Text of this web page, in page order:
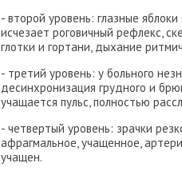
- второй уровень: глазные
исчезает роговичный рефлекс,
глотки и гортани, дыхание
- третий уровень: у больного
десинхронизация грудного и
учащается пульс, полностью
- четвертый уровень: зрачки
афрагмальное, учащенное,
учащен.